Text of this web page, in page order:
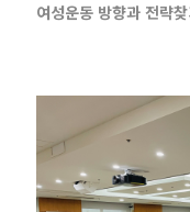
여성운동 방향과 전략